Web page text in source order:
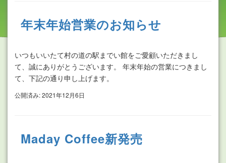
年末年始営業のお知らせ
いつもいいたて村の道の駅までい館をご愛顧いただきまし
て、誠にありがとうございます。 年末年始の営業につきまし
て、下記の通り申し上げます。
公開済み: 2021年12月6日
Maday Coffee新発売